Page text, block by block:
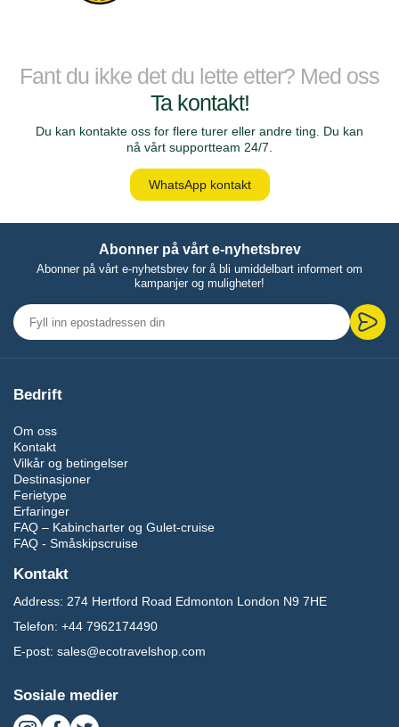
Fant du ikke det du lette etter? Med oss
Ta kontakt!
Du kan kontakte oss for flere turer eller andre ting. Du kan
nå vårt supportteam 24/7.
WhatsApp kontakt
Abonner på vårt e-nyhetsbrev
Abonner på vårt e-nyhetsbrev for å bli umiddelbart informert om
kampanjer og muligheter!
Bedrift
Om oss
Kontakt
Vilkår og betingelser
Destinasjoner
Ferietype
Erfaringer
FAQ – Kabincharter og Gulet-cruise
FAQ - Småskipscruise
Kontakt
Address: 274 Hertford Road Edmonton London N9 7HE
Telefon: +44 7962174490
E-post: sales@ecotravelshop.com
Sosiale medier